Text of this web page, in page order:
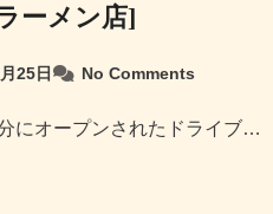
ーメン店]
25日 No Comments
にオープンされたドライブ…